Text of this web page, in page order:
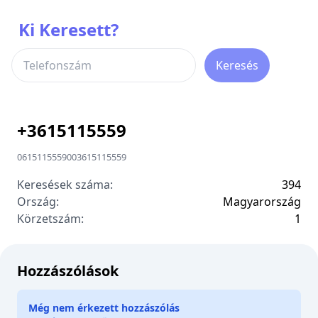
Ki Keresett?
Keresés
+3615115559
0615115559003615115559
Keresések száma:
394
Ország:
Magyarország
Körzetszám:
1
Hozzászólások
Még nem érkezett hozzászólás